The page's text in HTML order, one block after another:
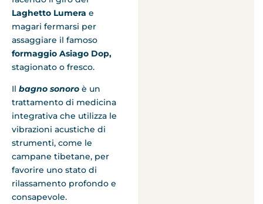
Laghetto Lumera e
magari fermarsi per
assaggiare il famoso
formaggio Asiago Dop,
stagionato o fresco.
Il bagno sonoro è un
trattamento di medicina
integrativa che utilizza le
vibrazioni acustiche di
strumenti, come le
campane tibetane, per
favorire uno stato di
rilassamento profondo e
consapevole.